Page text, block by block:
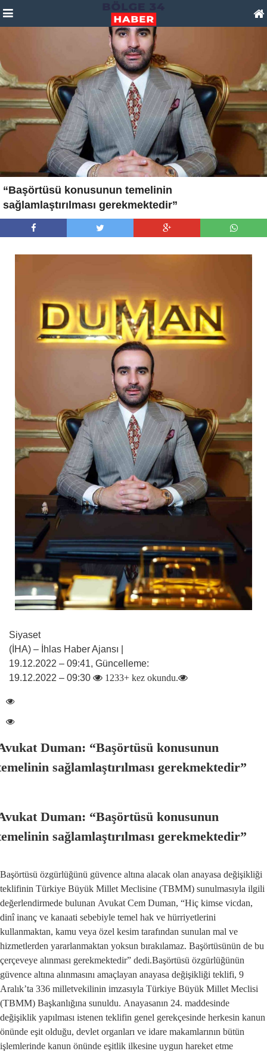
“Başörtüsü konusunun temelinin
sağlamlaştırılması gerekmektedir”
Siyaset
(İHA) – İhlas Haber Ajansı |
19.12.2022 – 09:41, Güncelleme:
19.12.2022 – 09:30
1233+ kez okundu.
Duman: “Başörtüsü konusunun
sağlamlaştırılması gerekmektedir”
Duman: “Başörtüsü konusunun
sağlamlaştırılması gerekmektedir”
Başörtüsü özgürlüğünü güvence altına alacak olan anayasa değişikliği
teklifinin Türkiye Büyük Millet Meclisine (TBMM) sunulmasıyla ilgili
değerlendirmede bulunan Avukat Cem Duman, “Hiç kimse vicdan,
dinî inanç ve kanaati sebebiyle temel hak ve hürriyetlerini
kullanmaktan, kamu veya özel kesim tarafından sunulan mal ve
hizmetlerden yararlanmaktan yoksun bırakılamaz. Başörtüsünün de bu
çerçeveye alınması gerekmektedir” dedi.Başörtüsü özgürlüğünün
güvence altına alınmasını amaçlayan anayasa değişikliği teklifi, 9
Aralık’ta 336 milletvekilinin imzasıyla Türkiye Büyük Millet Meclisi
(TBMM) Başkanlığına sunuldu. Anayasanın 24. maddesinde
değişiklik yapılması istenen teklifin genel gerekçesinde herkesin kanun
önünde eşit olduğu, devlet organları ve idare makamlarının bütün
işlemlerinde kanun önünde eşitlik ilkesine uygun hareket etme